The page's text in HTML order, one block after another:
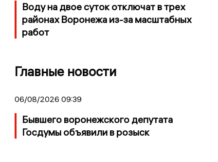
Воду на двое суток отключат в трех
районах Воронежа из-за масштабных
работ
Главные новости
06/08/2026 09:39
Бывшего воронежского депутата
Госдумы объявили в розыск